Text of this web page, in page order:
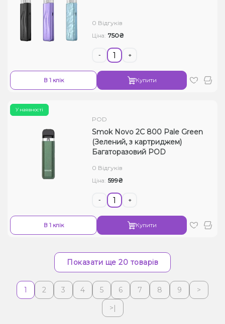
0 Відгуків
Ціна: 750₴
- +
В 1 клік Купити
У наявності
POD
Smok Novo 2C 800 Pale Green
(Зелений, з картриджем)
Багаторазовий POD
0 Відгуків
Ціна: 599₴
- +
В 1 клік Купити
Показати ще 20 товарів
1 2 3 4 5 6 7 8 9
>
>|